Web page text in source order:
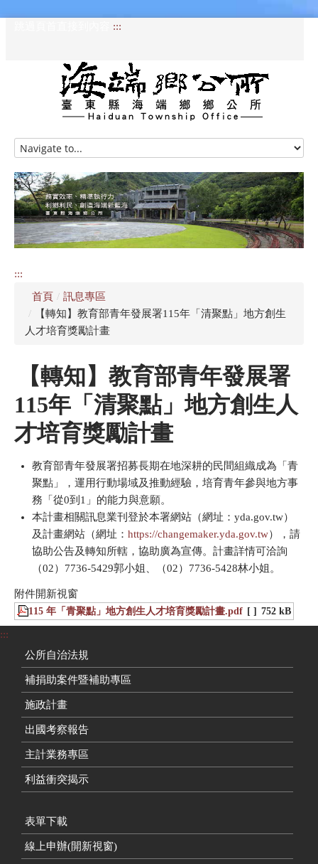
:::
HOME
訊息專區
認識海端
公所介紹
資訊公開專區
:::
首頁 / 訊息專區
/
【轉知】教育部青年發展署115年「清聚點」地方創生
人才培育獎勵計畫
【轉知】教育部青年發展署
115年「清聚點」地方創生人
才培育獎勵計畫
教育部青年發展署招募長期在地深耕的民間組織成為「青
聚點」，運用行動場域及推動經驗，培育青年參與地方事
務「從0到1」的能力與意願。
本計畫相關訊息業刊登於本署網站（網址：yda.gov.tw）
及計畫網站（網址： https://changemaker.yda.gov.tw），請
協助公告及轉知所轄，協助廣為宣傳。計畫詳情可洽詢
（02）7736-5429郭小姐、（02）7736-5428林小姐。
附件開新視窗
115 年「青聚點」地方創生人才培育獎勵計畫.pdf [ ] 752 kB
:::
公所自治法規
補捐助案件暨補助專區
施政計畫
出國考察報告
主計業務專區
利益衝突揭示
表單下載
線上申辦(開新視窗)